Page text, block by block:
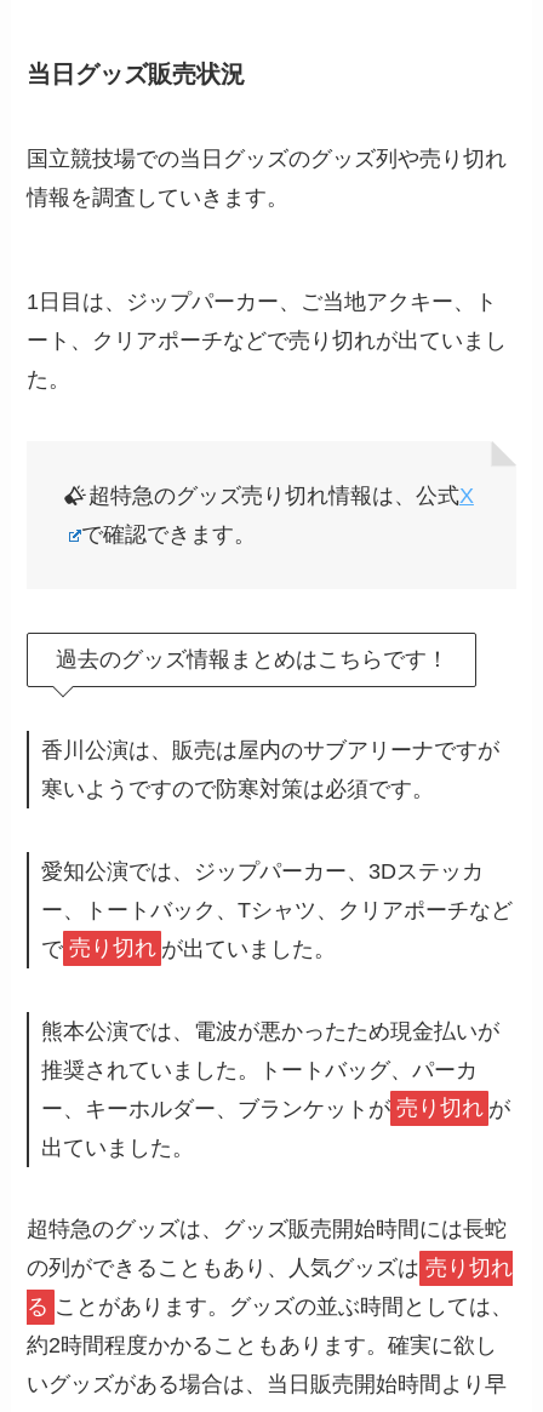
当日グッズ販売状況
国立競技場での当日グッズのグッズ列や売り切れ
情報を調査していきます。
1日目は、ジップパーカー、ご当地アクキー、ト
ート、クリアポーチなどで売り切れが出ていまし
た。
超特急のグッズ売り切れ情報は、公式X
で確認できます。
過去のグッズ情報まとめはこちらです！
香川公演は、販売は屋内のサブアリーナですが
寒いようですので防寒対策は必須です。
愛知公演では、ジップパーカー、3Dステッカ
ー、トートバック、Tシャツ、クリアポーチなど
で 売り切れ が出ていました。
熊本公演では、電波が悪かったため現金払いが
推奨されていました。トートバッグ、パーカ
ー、キーホルダー、ブランケットが 売り切れ が
出ていました。
超特急のグッズは、グッズ販売開始時間には長蛇
の列ができることもあり、人気グッズは 売り切れ
る ことがあります。グッズの並ぶ時間としては、
約2時間程度かかることもあります。確実に欲し
いグッズがある場合は、当日販売開始時間より早